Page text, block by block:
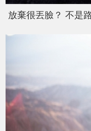
放棄很丟臉？ 不是